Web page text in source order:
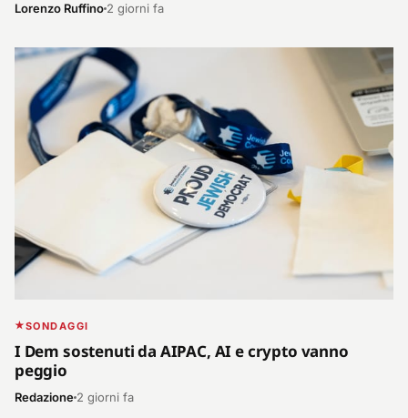
Lorenzo Ruffino 2 giorni fa
SONDAGGI
I Dem sostenuti da AIPAC, AI e crypto vanno
peggio
Redazione 2 giorni fa